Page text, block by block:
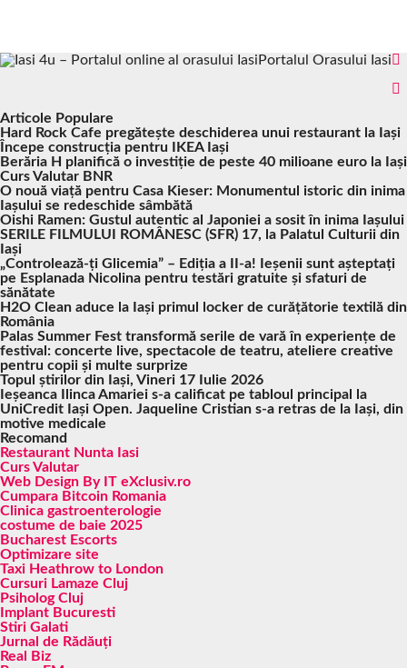
Portalul Orasului Iasi
Articole Populare
Hard Rock Cafe pregătește deschiderea unui restaurant la Iași
Începe construcția pentru IKEA Iași
Berăria H planifică o investiție de peste 40 milioane euro la Iași
Curs Valutar BNR
O nouă viață pentru Casa Kieser: Monumentul istoric din inima
Iașului se redeschide sâmbătă
Oishi Ramen: Gustul autentic al Japoniei a sosit în inima Iașului
SERILE FILMULUI ROMÂNESC (SFR) 17, la Palatul Culturii din
Iași
„Controlează-ți Glicemia” – Ediția a II-a! Ieșenii sunt așteptați
pe Esplanada Nicolina pentru testări gratuite și sfaturi de
sănătate
H2O Clean aduce la Iași primul locker de curățătorie textilă din
România
Palas Summer Fest transformă serile de vară în experiențe de
festival: concerte live, spectacole de teatru, ateliere creative
pentru copii și multe surprize
Topul știrilor din Iași, Vineri 17 Iulie 2026
Ieșeanca Ilinca Amariei s-a calificat pe tabloul principal la
UniCredit Iași Open. Jaqueline Cristian s-a retras de la Iași, din
motive medicale
Recomand
Restaurant Nunta Iasi
Curs Valutar
Web Design By IT eXclusiv.ro
Cumpara Bitcoin Romania
Clinica gastroenterologie
costume de baie 2025
Bucharest Escorts
Optimizare site
Taxi Heathrow to London
Cursuri Lamaze Cluj
Psiholog Cluj
Implant Bucuresti
Stiri Galati
Jurnal de Rădăuți
Real Biz